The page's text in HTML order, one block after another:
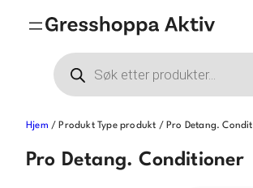
Products
search
Hjem / Produkt Type produkt / Pro Detang.
Pro Detang. Conditioner